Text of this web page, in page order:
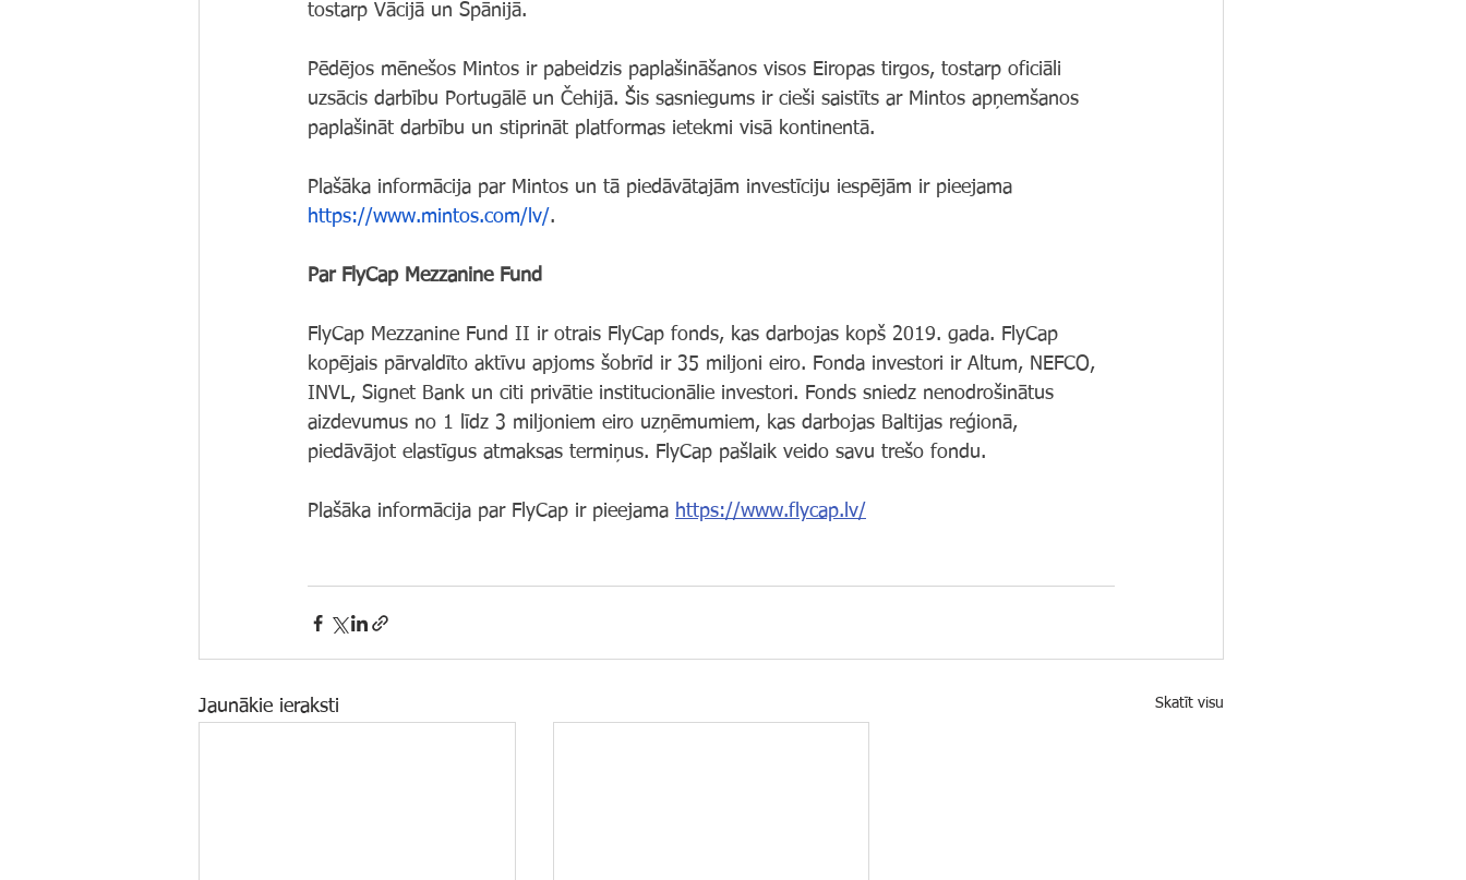
tostarp Vācijā un Spānijā.
Pēdējos mēnešos Mintos ir pabeidzis paplašināšanos visos Eiropas tirgos, tostarp oficiāli
uzsācis darbību Portugālē un Čehijā. Šis sasniegums ir cieši saistīts ar Mintos apņemšanos
paplašināt darbību un stiprināt platformas ietekmi visā kontinentā.
Plašāka informācija par Mintos un tā piedāvātajām investīciju iespējām ir pieejama
https://www.mintos.com/lv/.
Par FlyCap Mezzanine Fund
FlyCap Mezzanine Fund II ir otrais FlyCap fonds, kas darbojas kopš 2019. gada. FlyCap
kopējais pārvaldīto aktīvu apjoms šobrīd ir 35 miljoni eiro. Fonda investori ir Altum, NEFCO,
INVL, Signet Bank un citi privātie institucionālie investori. Fonds sniedz nenodrošinātus
aizdevumus no 1 līdz 3 miljoniem eiro uzņēmumiem, kas darbojas Baltijas reģionā,
piedāvājot elastīgus atmaksas termiņus. FlyCap pašlaik veido savu trešo fondu.
Plašāka informācija par FlyCap ir pieejama https://www.flycap.lv/
Jaunākie ieraksti Skatīt visu